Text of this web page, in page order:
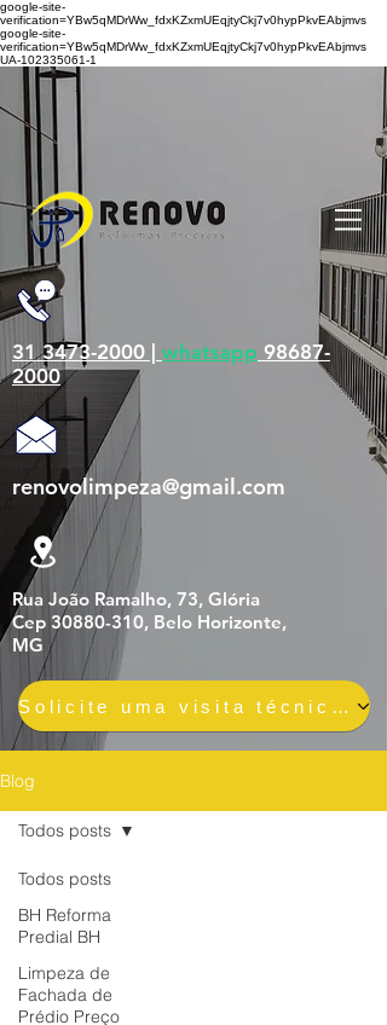
google-site-
verification=YBw5qMDrWw_fdxKZxmUEqjtyCkj7v0hypPkvEAbjmvs
google-site-
verification=YBw5qMDrWw_fdxKZxmUEqjtyCkj7v0hypPkvEAbjmvs
UA-102335061-1
31 3473-2000 | whatsapp 98687-
2000
renovolimpeza@gmail.com
Rua João Ramalho, 73, Glória
Cep 30880-310, Belo Horizonte,
MG
Solicite uma visita técnica gratuita e sem compromisso
Blog
Todos posts
BH Reforma
Predial BH
Limpeza de
Fachada de
Prédio Preço
Todos posts